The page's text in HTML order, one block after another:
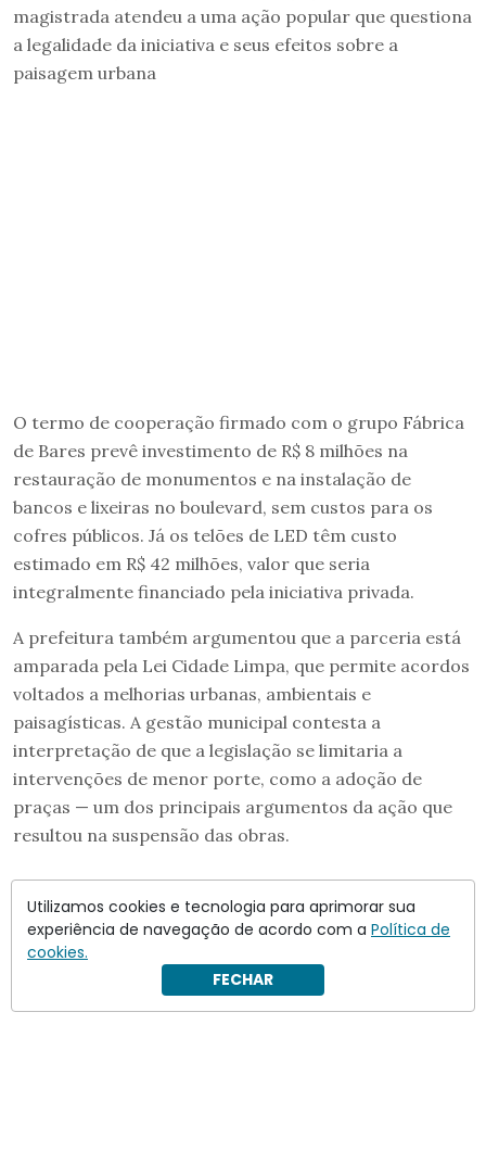
magistrada atendeu a uma ação popular que questiona
a legalidade da iniciativa e seus efeitos sobre a
paisagem urbana
O termo de cooperação firmado com o grupo Fábrica
de Bares prevê investimento de R$ 8 milhões na
restauração de monumentos e na instalação de
bancos e lixeiras no boulevard, sem custos para os
cofres públicos. Já os telões de LED têm custo
estimado em R$ 42 milhões, valor que seria
integralmente financiado pela iniciativa privada.
A prefeitura também argumentou que a parceria está
amparada pela Lei Cidade Limpa, que permite acordos
voltados a melhorias urbanas, ambientais e
paisagísticas. A gestão municipal contesta a
interpretação de que a legislação se limitaria a
intervenções de menor porte, como a adoção de
praças — um dos principais argumentos da ação que
resultou na suspensão das obras.
Utilizamos cookies e tecnologia para aprimorar sua
experiência de navegação de acordo com a Política de
cookies.
FECHAR